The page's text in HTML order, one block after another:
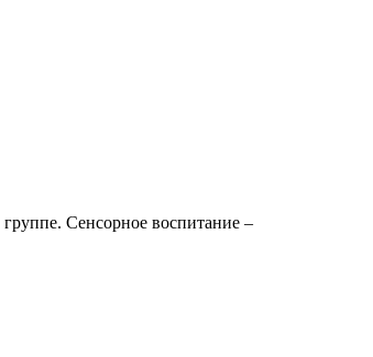
Сенсорное воспитание –